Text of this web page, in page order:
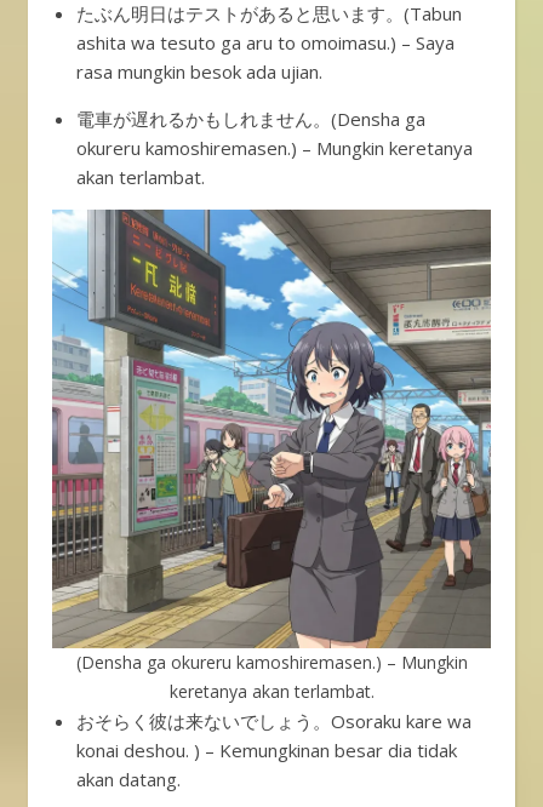
たぶん明日はテストがあると思います。(Tabun
ashita wa tesuto ga aru to omoimasu.) – Saya
rasa mungkin besok ada ujian.
電車が遅れるかもしれません。(Densha ga
okureru kamoshiremasen.) – Mungkin keretanya
akan terlambat.
(Densha ga okureru kamoshiremasen.) – Mungkin
keretanya akan terlambat.
おそらく彼は来ないでしょう。Osoraku kare wa
konai deshou. ) – Kemungkinan besar dia tidak
akan datang.